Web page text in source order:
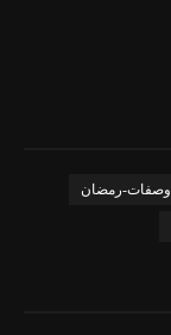
وصفات-رمضان